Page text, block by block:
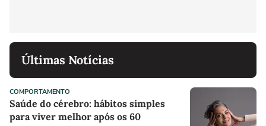
Últimas Notícias
COMPORTAMENTO
Saúde do cérebro: hábitos simples
para viver melhor após os 60